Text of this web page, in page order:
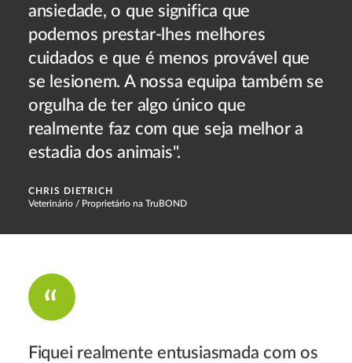
ansiedade, o que significa que
podemos prestar-lhes melhores
cuidados e que é menos provável que
se lesionem. A nossa equipa também se
orgulha de ter algo único que
realmente faz com que seja melhor a
estadia dos animais".
CHRIS DIETRICH
Veterinário / Proprietário na TruBOND
Fiquei realmente entusiasmada com os